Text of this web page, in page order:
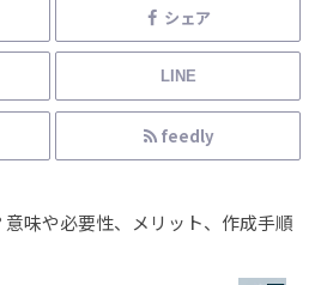
シェア
LINE
feedly
味や必要性、メリット、作成手順